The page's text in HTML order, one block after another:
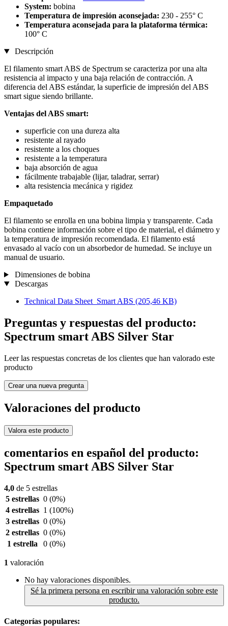
System: bobina
Temperatura de impresión aconsejada: 230 - 255° C
Temperatura aconsejada para la plataforma térmica:
100° C
Descripción
El filamento smart ABS de Spectrum se caracteriza por una alta
resistencia al impacto y una baja relación de contracción. A
diferencia del ABS estándar, la superficie de impresión del ABS
smart sigue siendo brillante.
Ventajas del ABS smart:
superficie con una dureza alta
resistente al rayado
resistente a los choques
resistente a la temperatura
baja absorción de agua
fácilmente trabajable (lijar, taladrar, serrar)
alta resistencia mecánica y rigidez
Empaquetado
El filamento se enrolla en una bobina limpia y transparente. Cada
bobina contiene información sobre el tipo de material, el diámetro y
la temperatura de impresión recomendada. El filamento está
envasado al vacío con un absorbedor de humedad. Se incluye un
manual de usuario.
Dimensiones de bobina
Descargas
Technical Data Sheet_Smart ABS (205,46 KB)
Preguntas y respuestas del producto:
Spectrum smart ABS Silver Star
Leer las respuestas concretas de los clientes que han valorado este
producto
Crear una nueva pregunta
Valoraciones del producto
Valora este producto
comentarios en español del producto:
Spectrum smart ABS Silver Star
4,0 de 5 estrellas
5 estrellas 0 (0%)
4 estrellas 1 (100%)
3 estrellas 0 (0%)
2 estrellas 0 (0%)
1 estrella
0 (0%)
1 valoración
No hay valoraciones disponibles.
Sé la primera persona en escribir una valoración sobre este
producto.
Categorías populares: